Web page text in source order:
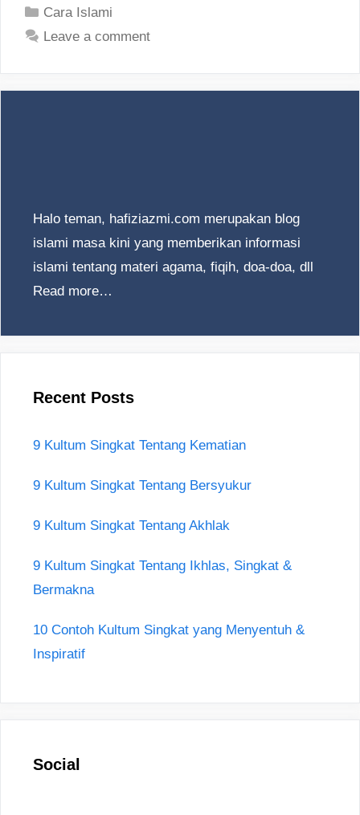
Categories
Cara Islami
Leave a comment
Halo teman, hafiziazmi.com merupakan blog
islami masa kini yang memberikan informasi
islami tentang materi agama, fiqih, doa-doa, dll
Read more…
Recent Posts
9 Kultum Singkat Tentang Kematian
9 Kultum Singkat Tentang Bersyukur
9 Kultum Singkat Tentang Akhlak
9 Kultum Singkat Tentang Ikhlas, Singkat &
Bermakna
10 Contoh Kultum Singkat yang Menyentuh &
Inspiratif
Social